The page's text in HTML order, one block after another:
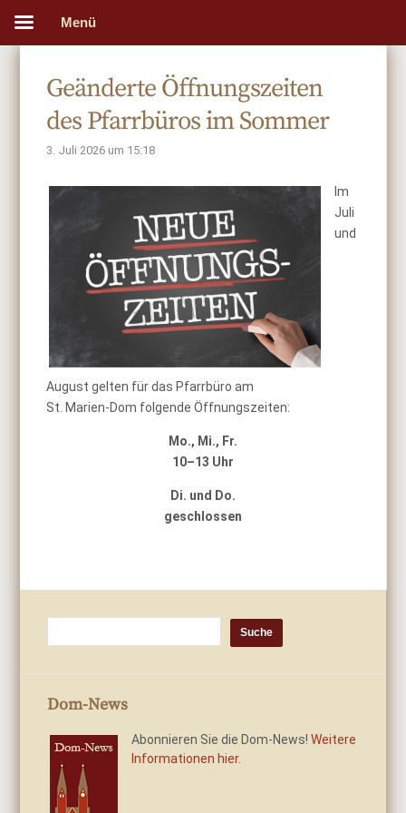
Geänderte Öffnungszeiten
des Pfarrbüros im Sommer
3. Juli 2026 um 15:18
Im
Juli
und
August gelten für das Pfarrbüro am
St. Marien-Dom folgende Öffnungszeiten:
Mo., Mi., Fr.
10–13 Uhr
Di. und Do.
geschlossen
Dom-News
Abonnieren Sie die Dom-News!Weitere
Informationen hier.
Menü